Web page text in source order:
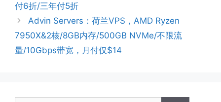
付6折/三年付5折
Advin Servers：荷兰VPS，AMD Ryzen
7950X&2核/8GB内存/500GB NVMe/不限流
量/10Gbps带宽，月付仅$14